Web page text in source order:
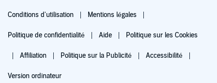
Conditions d'utilisation Mentions légales
Politique de confidentialité Aide Politique sur les Cookies
Affiliation Politique sur la Publicité Accessibilité
Version ordinateur